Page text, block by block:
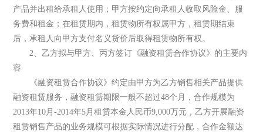
产品并出租给承租人使用；甲方按约定向承租人收取风险金、服
务费和租金；在租赁期内，租赁物所有权属甲方，租赁期结束
后，承租人向甲方支付名义货价后取得租赁物所有权。
2、乙方拟与甲方、丙方签订《融资租赁合作协议》的主要内
容
《融资租赁合作协议》约定由甲方为乙方销售相关产品提供
融资租赁服务，融资租赁期限一般不超过48个月，合作规模为
2013年10月-2014年5月租赁本金人民币9,000万元，乙方开展融资
租赁销售产品的业务规模可根据实际情况进行分配，合作金额达